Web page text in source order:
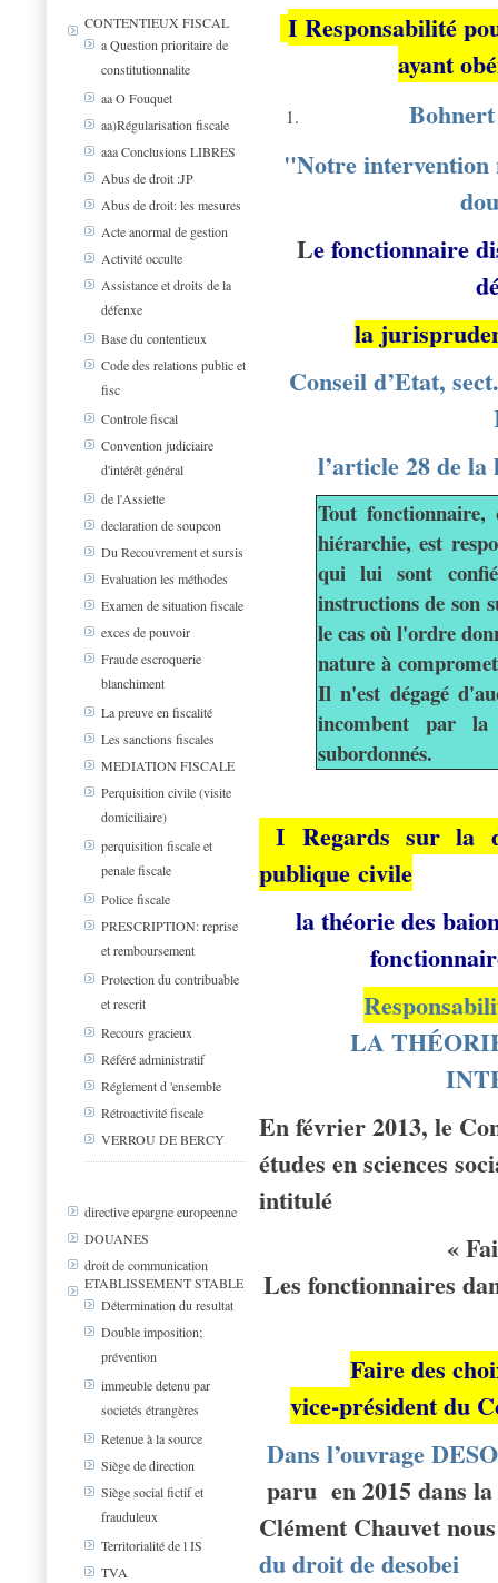
CONTENTIEUX FISCAL
a Question prioritaire de
constitutionnalite
aa O Fouquet
aa)Régularisation fiscale
aaa Conclusions LIBRES
Abus de droit :JP
Abus de droit: les mesures
Acte anormal de gestion
Activité occulte
Assistance et droits de la
défenxe
Base du contentieux
Code des relations public et
fisc
Controle fiscal
Convention judiciaire
d'intérêt général
de l'Assiette
declaration de soupcon
Du Recouvrement et sursis
Evaluation les méthodes
Examen de situation fiscale
exces de pouvoir
Fraude escroquerie
blanchiment
La preuve en fiscalité
Les sanctions fiscales
MEDIATION FISCALE
Perquisition civile (visite
domiciliaire)
perquisition fiscale et
penale fiscale
Police fiscale
PRESCRIPTION: reprise
et remboursement
Protection du contribuable
et rescrit
Recours gracieux
Référé administratif
Réglement d 'ensemble
Rétroactivité fiscale
VERROU DE BERCY
directive epargne europeenne
DOUANES
droit de communication
ETABLISSEMENT STABLE
Détermination du resultat
Double imposition;
prévention
immeuble detenu par
societés étrangères
Retenue à la source
Siège de direction
Siège social fictif et
frauduleux
Territorialité de l IS
TVA
I Responsabilité
ayant
"Notre intervention
Le fonctionnaire
la
Conseil d’Etat,
l’article 28 de
Tout
hiérarchie, est
qui lui sont
instructions de son
le cas où l'ordre
nature à
Il n'est dégagé
incombent par la
subordonnés.
I Regards sur la
publique civile
la théorie des
LA
En février 2013, le
études en sciences
intitulé
«
Les fonctionnaires
Faire des
vice-président du
Dans l’ouvrage
paru en 2015 dans
Clément Chauvet
du droit de desobei